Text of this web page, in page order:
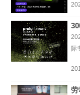
际
劳